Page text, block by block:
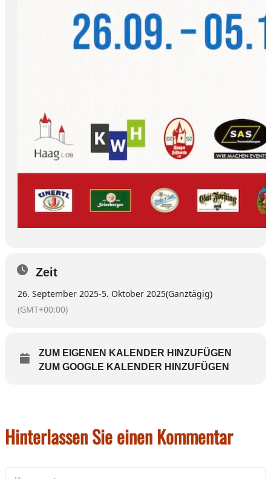
Zeit
26. September 2025-5. Oktober 2025(Ganztägig)
(GMT+00:00)
ZUM EIGENEN KALENDER HINZUFÜGEN
ZUM GOOGLE KALENDER HINZUFÜGEN
Hinterlassen Sie einen Kommentar